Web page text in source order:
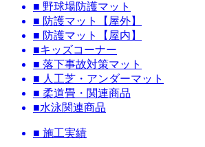
■ 野球場防護マット
■ 防護マット【屋外】
■ 防護マット【屋内】
■キッズコーナー
■ 落下事故対策マット
■ 人工芝・アンダーマット
■ 柔道畳・関連商品
■水泳関連商品
■ 施工実績